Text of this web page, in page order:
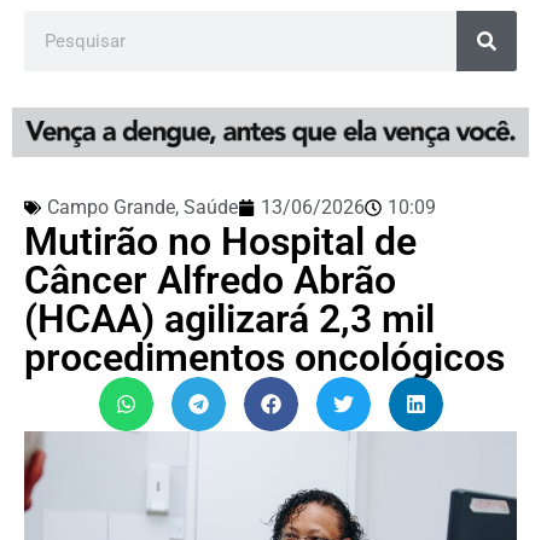
Campo Grande, Saúde 13/06/2026 10:09
Mutirão no Hospital de
Câncer Alfredo Abrão
(HCAA) agilizará 2,3 mil
procedimentos oncológicos